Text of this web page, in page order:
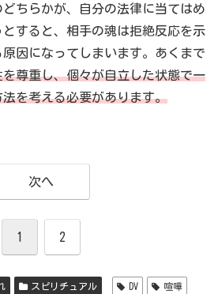
ちらかが、自分の法律に当てはめ
すると、相手の魂は拒絶反応を示
因になってしまいます。あくまで
尊重し、個々が自立した状態で一
を考える必要があります。
次へ
1 2
スピリチュアル DV 喧嘩